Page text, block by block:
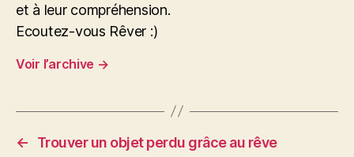
et à leur compréhension.
Ecoutez-vous Rêver :)
Voir l’archive →
←
Trouver un objet perdu grâce au rêve